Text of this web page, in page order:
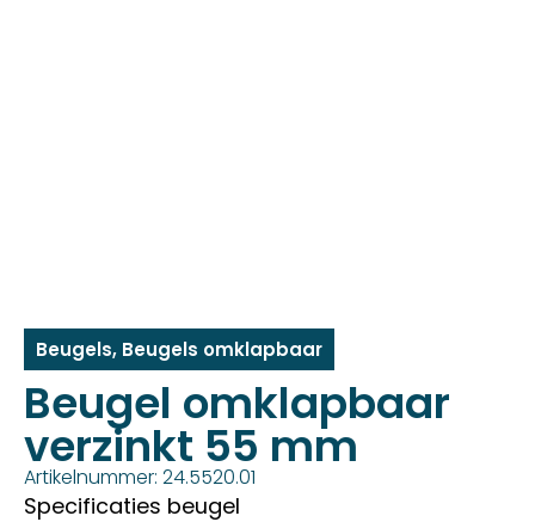
Beugels, Beugels omklapbaar
Beugel omklapbaar
verzinkt 55 mm
Artikelnummer: 24.5520.01
Specificaties beugel